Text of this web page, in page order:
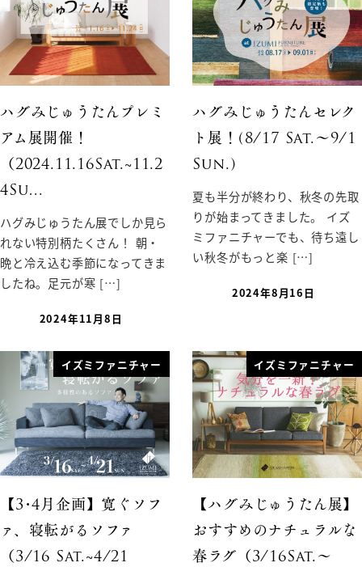
ハグみじゅうたんプレミ
アム展開催！
（2024.11.16Sat.~11.2
4Su…
ハグみじゅうたん展でしか見ら
れない特別柄たくさん！ 朝・
晩と冷え込む季節になってきま
したね。足元が寒 […]
2024年11月8日
ハグみじゅうたんセレク
ト展！(8/17 Sat.〜9/1
Sun.)
夏も半分が終わり、秋冬の先取
りが始まってきました。 イズ
ミファニチャーでも、待ち遠し
い秋冬がもっと楽 […]
2024年8月16日
イズミファニチャー
【3･4月企画】寛ぐソフ
ァ、寝転がるソファ
（3/16 Sat.~4/21
イズミファニチャー
【ハグみじゅうたん展】
おすすめのナチュラルな
春ラグ（3/16Sat.〜